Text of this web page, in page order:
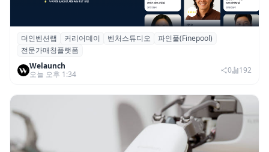
더인벤션랩·커리어데이, 스타트업 전문가 매
칭 플랫폼 ‘파인풀’ 출시
더인벤션랩 커리어데이 벤처스튜디오
파인풀(Finepool)
전문가매칭플랫폼
Welaunch
오늘 오후 1:34
0 192